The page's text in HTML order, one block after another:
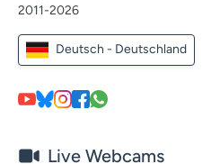
2011-2026
Deutsch - Deutschland
Live Webcams